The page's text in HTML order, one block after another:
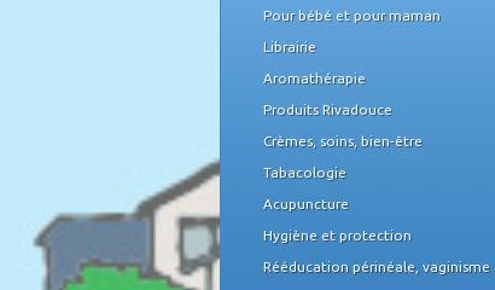
Pour bébé et pour maman
Librairie
Aromathérapie
Produits Rivadouce
Crèmes, soins, bien-être
Tabacologie
Acupuncture
Hygiène et protection
Rééducation périnéale, vaginisme